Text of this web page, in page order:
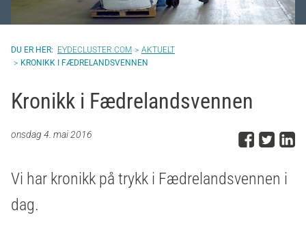
EYDECLUSTER.COM
AKTUELT
KRONIKK I FÆDRELANDSVENNEN
Kronikk i Fædrelandsvennen
onsdag 4. mai 2016 DelDel
Vi har kronikk på trykk i Fædrelandsvennen i
dag.